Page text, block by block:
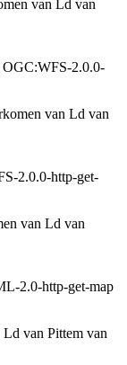
van Ld van
OGC:WFS-2.0.0-
van Ld van
2.0.0-http-get-
van Ld van
2.0-http-get-map
van Pittem van